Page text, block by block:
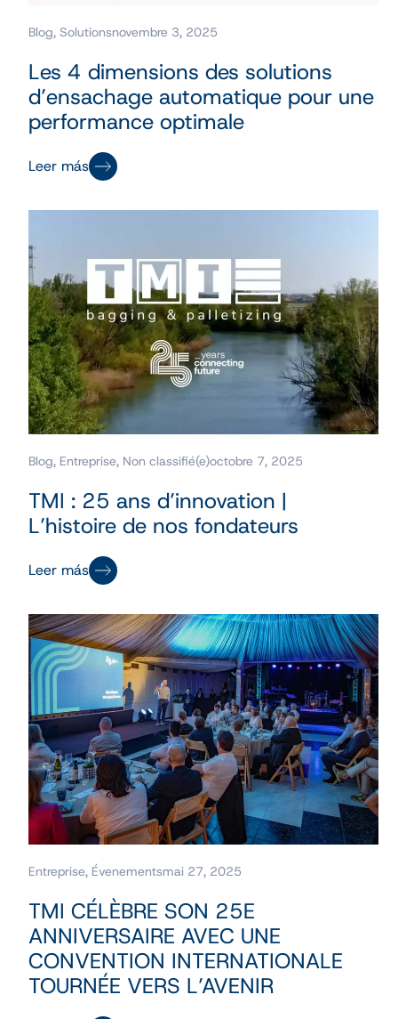
Blog,Solutionsnovembre 3, 2025
Les 4 dimensions des solutions
d’ensachage automatique pour une
performance optimale
Leer más
Blog, Entreprise, Non classifié(e)octobre 7, 2025
TMI : 25 ans d’innovation |
L’histoire de nos fondateurs
Leer más
Entreprise, Évenementsmai 27, 2025
TMI CÉLÈBRE SON 25E
ANNIVERSAIRE AVEC UNE
CONVENTION INTERNATIONALE
TOURNÉE VERS L’AVENIR